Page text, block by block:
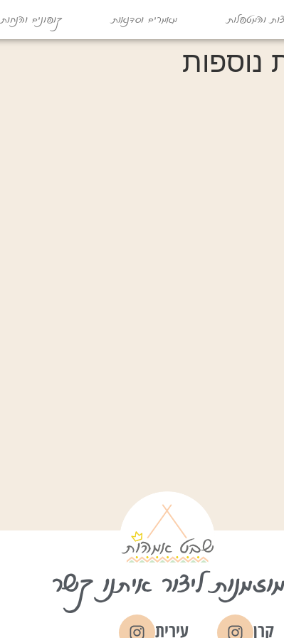
והמטפלות מאמרים וסדנאות קופונים והנחות
נוספות
מוזמנות ליצור איתנו קשר
קרן עירית